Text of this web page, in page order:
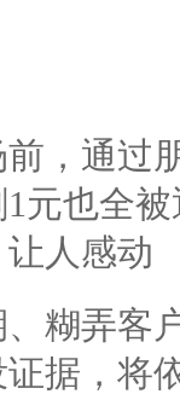
，通过
元也全
人感动
糊弄客
据，将